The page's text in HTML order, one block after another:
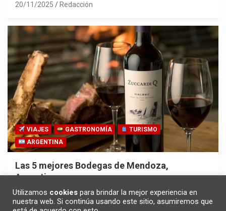
20/11/2025 Redacción
VIAJES GASTRONOMÍA
TURISMO
ARGENTINA
Las 5 mejores Bodegas de Mendoza,
Argentina
30/10/2025 Redacción
Utilizamos cookies para brindar la mejor experiencia en
nuestra web. Si continúa usando este sitio, asumiremos que